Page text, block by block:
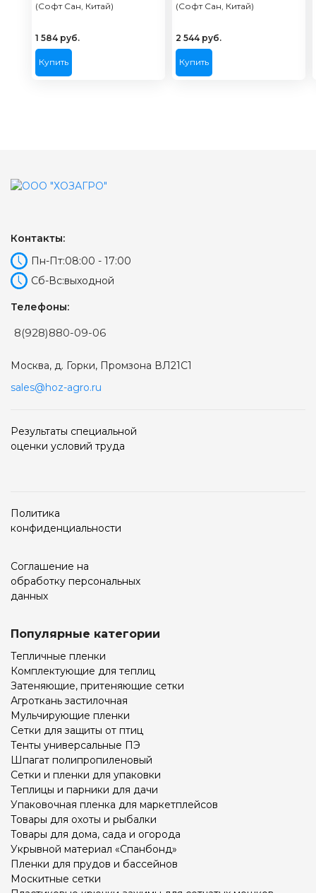
(Софт Сан, Китай)
1 584 руб.
Купить
(Софт Сан, Китай)
2 544 руб.
Купить
Контакты:
Пн-Пт:08:00 - 17:00
Сб-Вс:выходной
Телефоны:
8(928)880-09-06
Москва, д. Горки, Промзона ВЛ21С1
sales@hoz-agro.ru
Результаты специальной
оценки условий труда
Политика
конфиденциальности
Соглашение на
обработку персональных
данных
Популярные категории
Тепличные пленки
Комплектующие для теплиц
Затеняющие, притеняющие сетки
Агроткань застилочная
Мульчирующие пленки
Сетки для защиты от птиц
Тенты универсальные ПЭ
Шпагат полипропиленовый
Сетки и пленки для упаковки
Теплицы и парники для дачи
Упаковочная пленка для маркетплейсов
Товары для охоты и рыбалки
Товары для дома, сада и огорода
Укрывной материал «Спанбонд»
Пленки для прудов и бассейнов
Москитные сетки